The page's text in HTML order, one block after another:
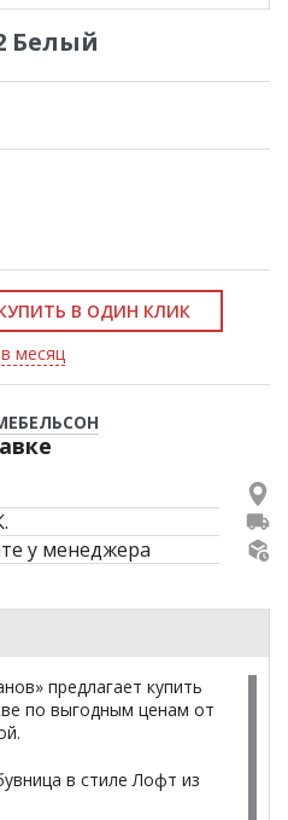
Белый
В ОДИН КЛИК
месяц
у менеджера
предлагает купить
по выгодным ценам от
в стиле Лофт из